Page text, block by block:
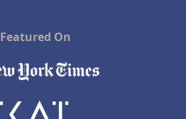
On